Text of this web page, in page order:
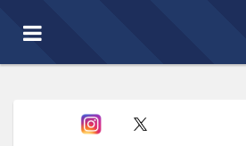
Toggle
navigation